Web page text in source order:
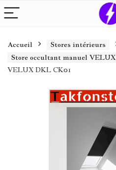
Accueil
Stores intérieurs
Store occultant manuel VELUX
VELUX DKL CK01